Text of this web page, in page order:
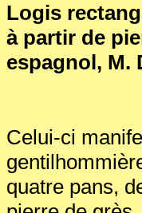
Logis
à partir de
espagnol, M.
Celui-ci
quatre pans,